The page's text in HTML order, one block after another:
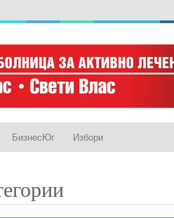
БизнесЮг Избори